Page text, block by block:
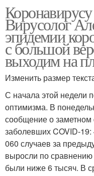
Вирусолог
эпидемии
с большой
выходим на
Изменить размер
С начала этой недели
оптимизма. В
сообщение о заметном
заболевших COVID-
060 случаев за
выросли по
были ниже 6 тысяч. В